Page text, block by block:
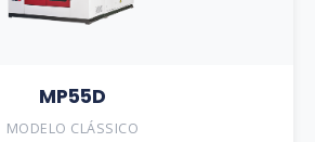
MP55D
MODELO CLÁSSICO